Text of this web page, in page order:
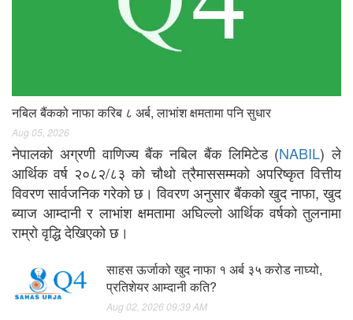
नबिल बैंकको नाफा करिब ८ अर्ब, लाभांश क्षमतामा पनि सुधार
Aug 05, 2026
नेपालको अग्रणी वाणिज्य बैंक नबिल बैंक लिमिटेड (NABIL) ले
आर्थिक वर्ष २०८२/८३ को चौथो त्रैमाससम्मको अपरिष्कृत वित्तीय
विवरण सार्वजनिक गरेको छ। विवरण अनुसार बैंकको खुद नाफा, खुद
ब्याज आम्दानी र लाभांश क्षमतामा अघिल्लो आर्थिक वर्षको तुलनामा
राम्रो वृद्धि देखिएको छ।
साहस ऊर्जाको खुद नाफा १ अर्ब ३५ करोड नाघ्यो,
प्रतिशेयर आम्दानी कति?
Aug 02, 2026 09:39 AM